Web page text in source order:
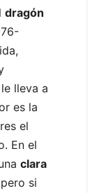
dragón
lleva a
es la
el
En el
clara
si